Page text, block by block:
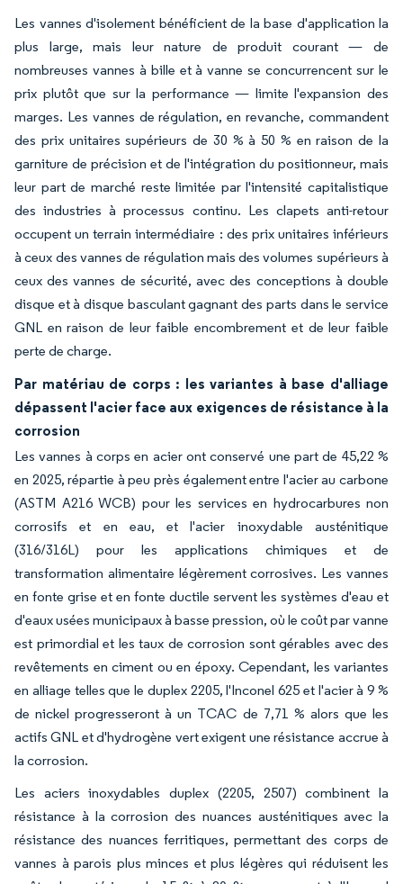
Les vannes d'isolement bénéficient de la base d'application la
plus large, mais leur nature de produit courant — de
nombreuses vannes à bille et à vanne se concurrencent sur le
prix plutôt que sur la performance — limite l'expansion des
marges. Les vannes de régulation, en revanche, commandent
des prix unitaires supérieurs de 30 % à 50 % en raison de la
garniture de précision et de l'intégration du positionneur, mais
leur part de marché reste limitée par l'intensité capitalistique
des industries à processus continu. Les clapets anti-retour
occupent un terrain intermédiaire : des prix unitaires inférieurs
à ceux des vannes de régulation mais des volumes supérieurs à
ceux des vannes de sécurité, avec des conceptions à double
disque et à disque basculant gagnant des parts dans le service
GNL en raison de leur faible encombrement et de leur faible
perte de charge.
Par matériau de corps : les variantes à base d'alliage
dépassent l'acier face aux exigences de résistance à la
corrosion
Les vannes à corps en acier ont conservé une part de 45,22 %
en 2025, répartie à peu près également entre l'acier au carbone
(ASTM A216 WCB) pour les services en hydrocarbures non
corrosifs et en eau, et l'acier inoxydable austénitique
(316/316L) pour les applications chimiques et de
transformation alimentaire légèrement corrosives. Les vannes
en fonte grise et en fonte ductile servent les systèmes d'eau et
d'eaux usées municipaux à basse pression, où le coût par vanne
est primordial et les taux de corrosion sont gérables avec des
revêtements en ciment ou en époxy. Cependant, les variantes
en alliage telles que le duplex 2205, l'Inconel 625 et l'acier à 9 %
de nickel progresseront à un TCAC de 7,71 % alors que les
actifs GNL et d'hydrogène vert exigent une résistance accrue à
la corrosion.
Les aciers inoxydables duplex (2205, 2507) combinent la
résistance à la corrosion des nuances austénitiques avec la
résistance des nuances ferritiques, permettant des corps de
vannes à parois plus minces et plus légères qui réduisent les